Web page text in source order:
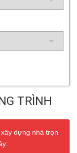
TRÌNH
dựng nhà trọn